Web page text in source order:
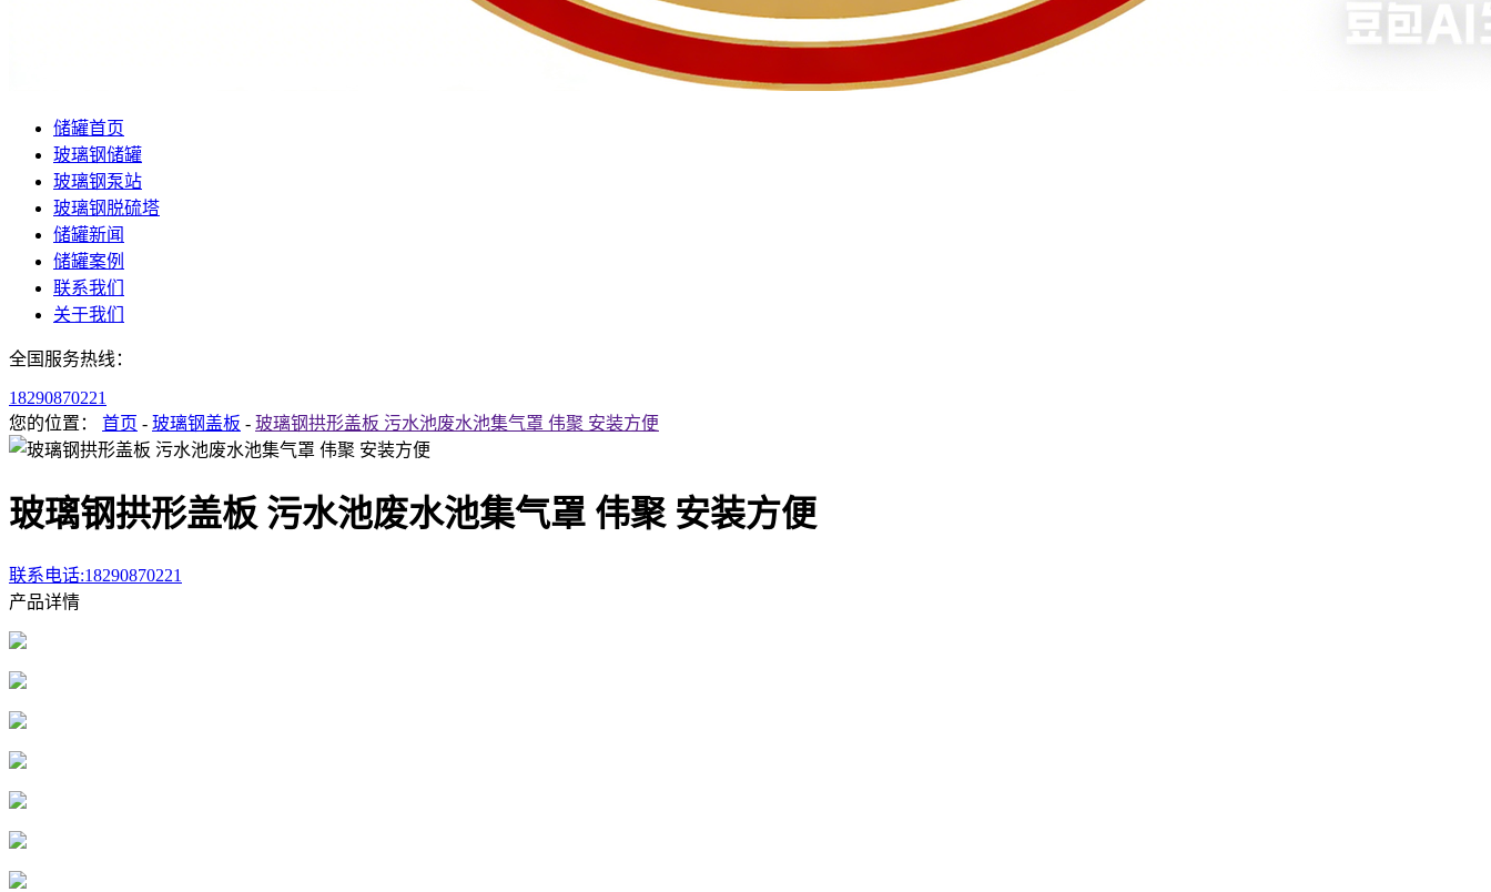
储罐首页
玻璃钢储罐
玻璃钢泵站
玻璃钢脱硫塔
储罐新闻
储罐案例
联系我们
关于我们
全国服务热线：
18290870221
您的位置： 首页 - 玻璃钢盖板 - 玻璃钢拱形盖板 污水池废水池集气罩 伟聚 安装方便
玻璃钢拱形盖板 污水池废水池集气罩 伟聚 安装方便
联系电话:18290870221
产品详情